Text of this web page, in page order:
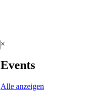
×
Events
Alle anzeigen